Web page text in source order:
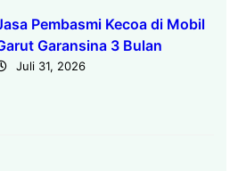
Pembasmi Kecoa di Mobil
Garansina 3 Bulan
Juli 31, 2026